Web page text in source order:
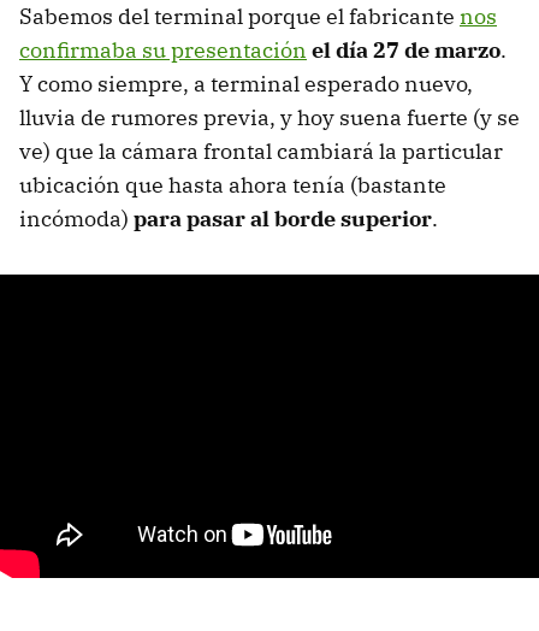
Sabemos del terminal porque el fabricante nos
confirmaba su presentación el día 27 de marzo.
Y como siempre, a terminal esperado nuevo,
lluvia de rumores previa, y hoy suena fuerte (y se
ve) que la cámara frontal cambiará la particular
ubicación que hasta ahora tenía (bastante
incómoda) para pasar al borde superior.